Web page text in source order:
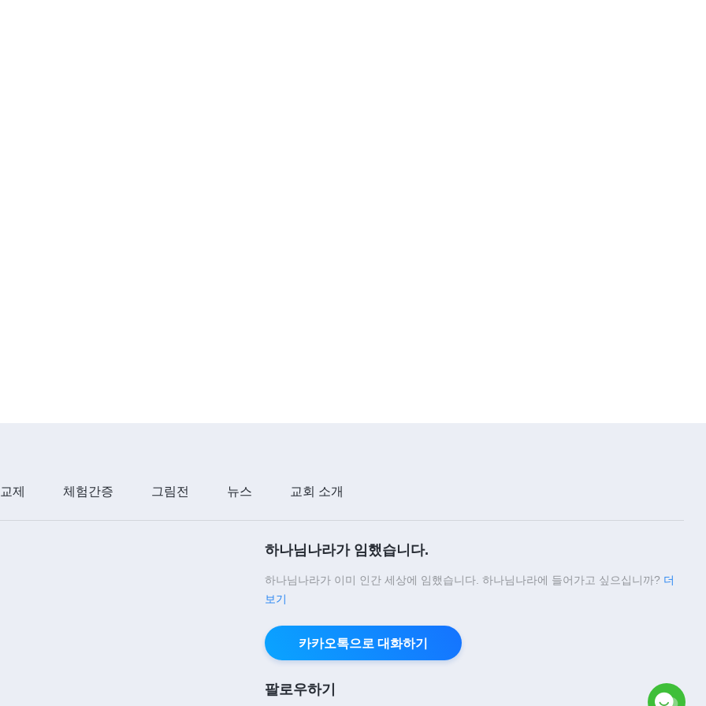
추구해야 할 것＞
제 체험간증 그림전 뉴스 교회 소개
하나님나라가 임했습니다.
하나님나라가 이미 인간 세상에 임했습니다. 하나님나라에 들어가고 싶으십니까? 더
보기
카카오톡으로 대화하기
팔로우하기